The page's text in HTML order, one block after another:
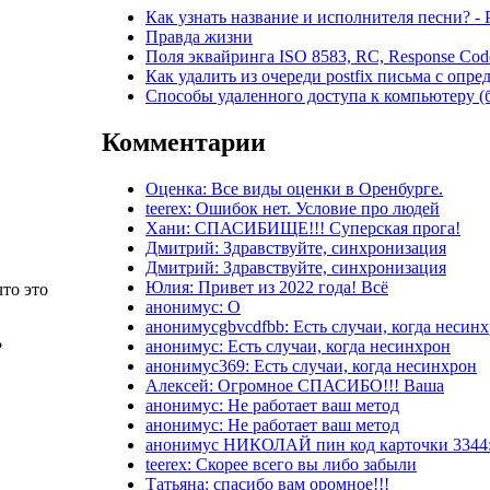
это
Как узнать название и исполнителя песни?
Правда жизни
Поля эквайринга ISO 8583, RC, Response
Как удалить из очереди postfix письма с
Способы удаленного доступа к компьютеру
Комментарии
Оценка: Все виды оценки в Оренбурге.
teerex: Ошибок нет. Условие про людей
Хани: СПАСИБИЩЕ!!! Суперская прога!
Дмитрий: Здравствуйте, синхронизация
Дмитрий: Здравствуйте, синхронизация
Юлия: Привет из 2022 года! Всё
анонимус: О
анонимусgbvcdfbb: Есть случаи, когда
анонимус: Есть случаи, когда несинхрон
анонимус369: Есть случаи, когда несинхрон
Алексей: Огромное СПАСИБО!!! Ваша
анонимус: Не работает ваш метод
анонимус: Не работает ваш метод
анонимус НИКОЛАЙ пин код карточки
teerex: Скорее всего вы либо забыли
Татьяна: спасибо вам оромное!!!